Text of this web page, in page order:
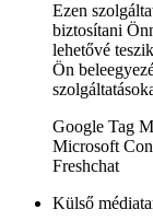
Ezen
biztosítani
lehetővé
Ön
Google Tag
Microsoft
Freshchat
Külső